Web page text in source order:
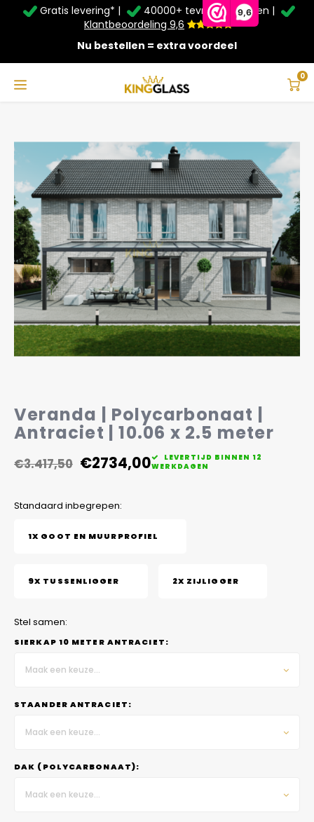
9,6
Service & Contact
Bezorging
Afhalen
Montage
Betaalmethoden
Garantie
Veelgestelde vragen
Taal
Gratis levering* |
40000+ tevreden klanten |
Klantbeoordeling 9,6
Nu bestellen = extra voordeel
0
Zomer Deals: Tot 20% kortingop schuifwanden en
veranda's +€20extra kassa korting*
Veranda | Polycarbonaat | Antraciet | 10.06 x 2.5 meter
Veranda | Polycarbonaat |
Antraciet | 10.06 x 2.5 meter
€3.417,50 €2734,00
LEVERTIJD BINNEN 12
WERKDAGEN
Standaard inbegrepen:
1X GOOT EN MUURPROFIEL
9X TUSSENLIGGER 2X ZIJLIGGER
Stel samen:
SIERKAP 10 METER ANTRACIET:
Maak een keuze...
STAANDER ANTRACIET:
Maak een keuze...
DAK (POLYCARBONAAT):
Maak een keuze...